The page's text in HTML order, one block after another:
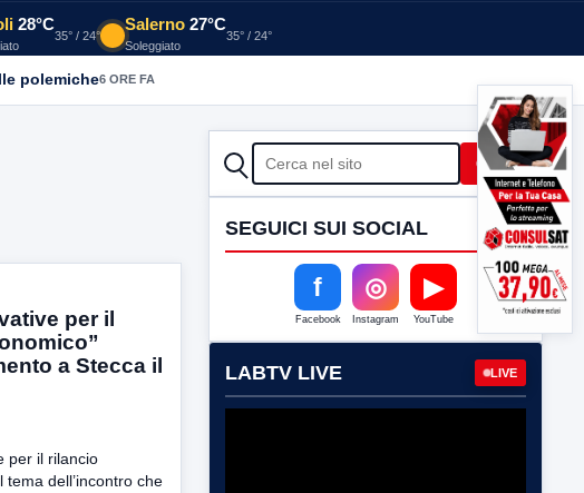
28°C
35° / 24°
Salerno 27°C
Soleggiato
35° / 24°
polemiche6 ORE FA
per il
a Stecca il
per il rilancio
tema dell’incontro che
CERCA Cerca
SEGUICI SUI SOCIAL
f
Facebook
◎
Instagram
▶
YouTube
LABTV LIVE LIVE